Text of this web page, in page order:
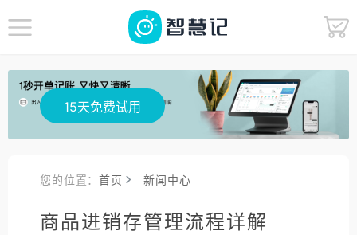
15天免费试用
您的位置：首页 新闻中心
商品进销存管理流程详解